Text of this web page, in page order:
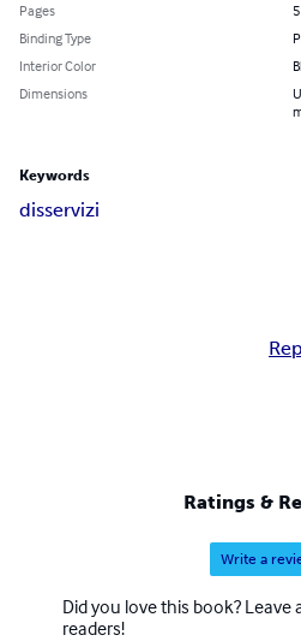
Pages
Binding Type
Interior Color
Dimensions
Keywords
disservizi
Ratings &
Write a
Did you love this book? Leave
readers!